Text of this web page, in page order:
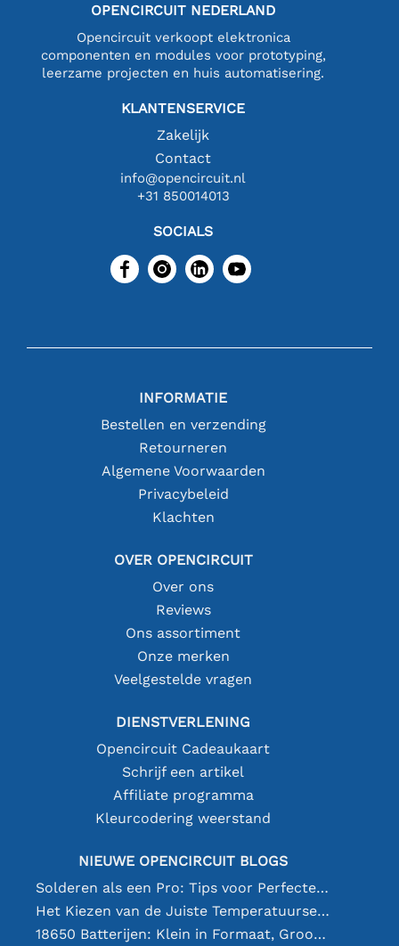
OPENCIRCUIT NEDERLAND
Opencircuit verkoopt elektronica
componenten en modules voor prototyping,
leerzame projecten en huis automatisering.
KLANTENSERVICE
Zakelijk
Contact
info@opencircuit.nl
+31 850014013
SOCIALS
INFORMATIE
Bestellen en verzending
Retourneren
Algemene Voorwaarden
Privacybeleid
Klachten
OVER OPENCIRCUIT
Over ons
Reviews
Ons assortiment
Onze merken
Veelgestelde vragen
DIENSTVERLENING
Opencircuit Cadeaukaart
Schrijf een artikel
Affiliate programma
Kleurcodering weerstand
NIEUWE OPENCIRCUIT BLOGS
Solderen als een Pro: Tips voor Perfecte Elektronische Verbindingen
Het Kiezen van de Juiste Temperatuursensor [youtube]
18650 Batterijen: Klein in Formaat, Groot in Prestatie